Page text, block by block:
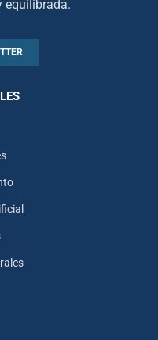
equilibrada.